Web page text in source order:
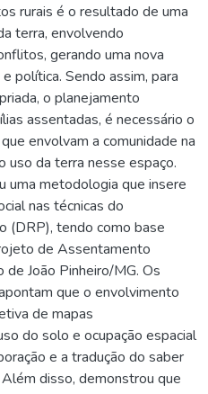
rurais é o resultado de uma
terra, envolvendo
gerando uma nova
política. Sendo assim, para
o planejamento
assentadas, é necessário o
envolvam a comunidade na
uso da terra nesse espaço.
uma metodologia que insere
nas técnicas do
(DRP), tendo como base
de Assentamento
de João Pinheiro/MG. Os
que o envolvimento
de mapas
do solo e ocupação espacial
e a tradução do saber
disso, demonstrou que